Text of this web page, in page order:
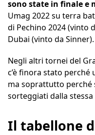
sono state in finale e
Umag 2022 su terra
di Pechino 2024 (vinto
Dubai (vinto da Sinner).
Negli altri tornei del
c’è finora stato
ma soprattutto perché
sorteggiati dalla
Il tabellone